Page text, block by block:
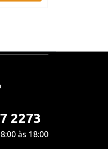
2273
às 18:00